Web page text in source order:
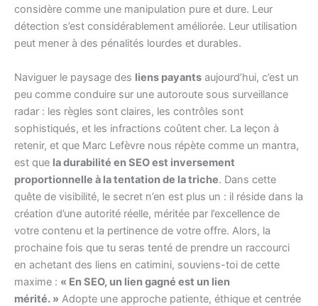
considère comme une manipulation pure et dure. Leur
détection s’est considérablement améliorée. Leur utilisation
peut mener à des pénalités lourdes et durables.
Naviguer le paysage des liens payants aujourd’hui, c’est un
peu comme conduire sur une autoroute sous surveillance
radar : les règles sont claires, les contrôles sont
sophistiqués, et les infractions coûtent cher. La leçon à
retenir, et que Marc Lefèvre nous répète comme un mantra,
est que la durabilité en SEO est inversement
proportionnelle à la tentation de la triche. Dans cette
quête de visibilité, le secret n’en est plus un : il réside dans la
création d’une autorité réelle, méritée par l’excellence de
votre contenu et la pertinence de votre offre. Alors, la
prochaine fois que tu seras tenté de prendre un raccourci
en achetant des liens en catimini, souviens-toi de cette
maxime : « En SEO, un lien gagné est un lien
mérité. » Adopte une approche patiente, éthique et centrée